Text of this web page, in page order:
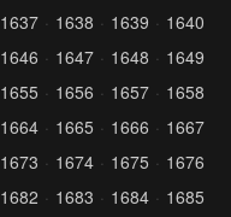
1637 1638 1639
1640
1646 1647 1648
1649
1655 1656 1657
1658
1664 1665 1666
1667
1673 1674 1675
1676
1682 1683 1684
1685